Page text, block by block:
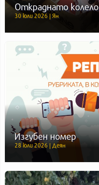
Откраднато колело
30 юли 2026 | Ян
Изгубен номер
28 юли 2026 | Деян